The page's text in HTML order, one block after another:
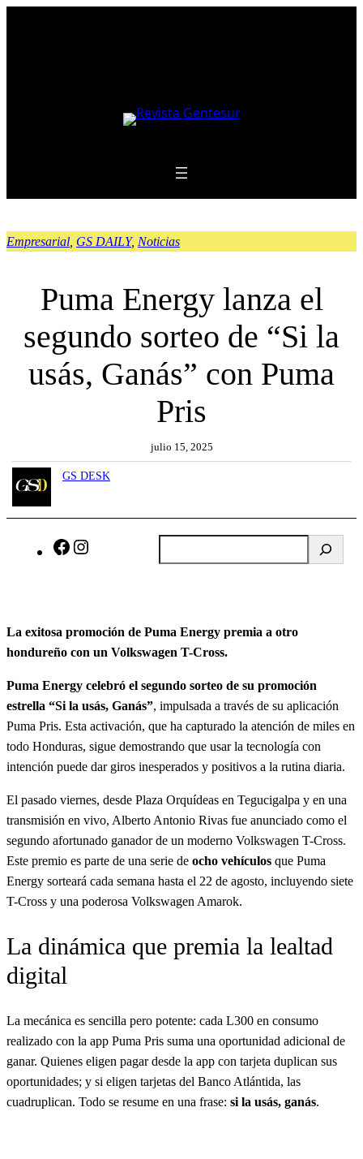
Empresarial GS DAILY, Noticias
Puma Energy lanza el
segundo sorteo de “Si la
usás, Ganás” con Puma
Pris
julio 15, 2025
GS DESK
F
b
o
k
a
g
a
m
u
r
La exitosa promoción de Puma Energy premia a otro
hondureño con un Volkswagen T-Cross.
Puma Energy celebró el segundo sorteo de su promoción
estrella “Si la usás, Ganás”, impulsada a través de su aplicación
Puma Pris. Esta activación, que ha capturado la atención de miles en
todo Honduras, sigue demostrando que usar la tecnología con
intención puede dar giros inesperados y positivos a la rutina diaria.
El pasado viernes, desde Plaza Orquídeas en Tegucigalpa y en una
transmisión en vivo, Alberto Antonio Rivas fue anunciado como el
segundo afortunado ganador de un moderno Volkswagen T-Cross.
Este premio es parte de una serie de ocho vehículos que Puma
Energy sorteará cada semana hasta el 22 de agosto, incluyendo siete
T-Cross y una poderosa Volkswagen Amarok.
La dinámica que premia la lealtad
digital
La mecánica es sencilla pero potente: cada L300 en consumo
realizado con la app Puma Pris suma una oportunidad adicional de
ganar. Quienes eligen pagar desde la app con tarjeta duplican sus
oportunidades; y si eligen tarjetas del Banco Atlántida, las
cuadruplican. Todo se resume en una frase: si la usás, ganás.